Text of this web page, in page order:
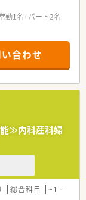
勤1名+パート2名
いビルの1階に薬
り昼休みや終業後
様にもオススメで
ため、ご家族の転
舗で経験を積みた
格支援制度、薬
教育体制が整って
合わせ
能≫内科産科婦
総合科目 ~18時までの職場